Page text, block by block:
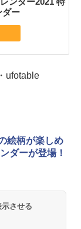
ダー
ufotable
絵柄が楽しめ
ダーが登場！
させる